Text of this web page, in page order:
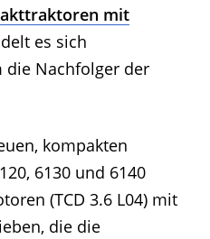
mit
es sich
die Nachfolger der
kompakten
6130 und 6140
(TCD 3.6 L04) mit
die die